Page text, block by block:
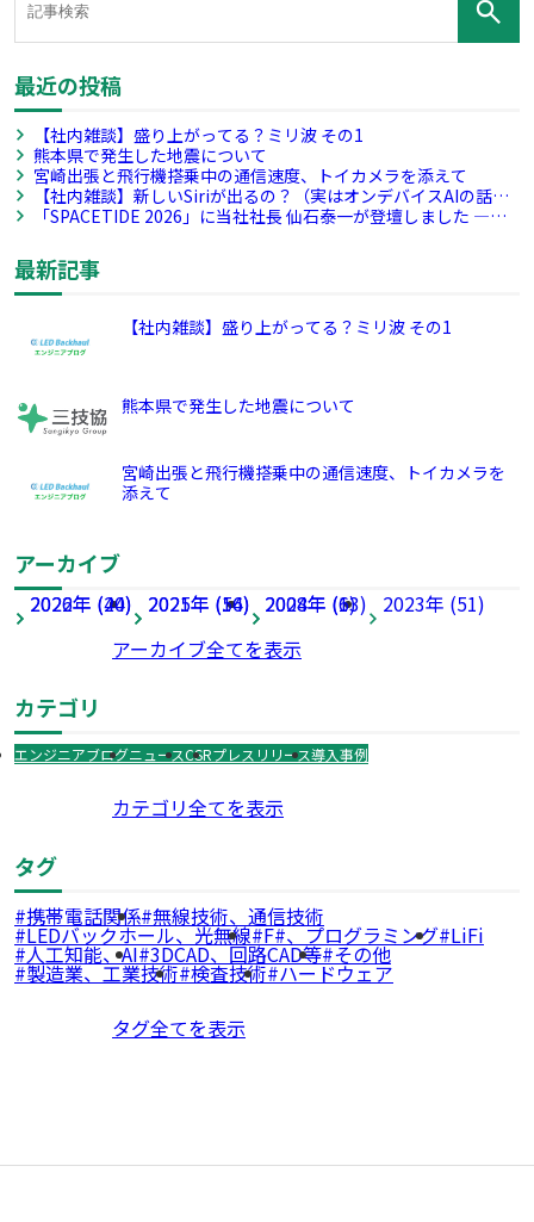
最近の投稿
【社内雑談】盛り上がってる？ミリ波 その1
熊本県で発生した地震について
宮崎出張と飛行機搭乗中の通信速度、トイカメラを添えて
【社内雑談】新しいSiriが出るの？（実はオンデバイスAIの話）
その4
「SPACETIDE 2026」に当社社長 仙石泰一が登壇しました ―宇
最新記事
【社内雑談】盛り上がってる？ミリ波 その1
熊本県で発生した地震について
宮崎出張と飛行機搭乗中の通信速度、トイカメラを
添えて
アーカイブ
2026年 (40) 2025年 (54) 2024年 (63) 2023年 (51)
2022年 (24) 2021年 (16) 2008年 (1)
アーカイブ全てを表示
カテゴリ
エンジニアブログニュースCSRプレスリリース導入事例
カテゴリ全てを表示
タグ
携帯電話関係 無線技術、通信技術
LEDバックホール、光無線 F#、プログラミング LiFi
人工知能、AI 3DCAD、回路CAD等 その他
製造業、工業技術 検査技術 ハードウェア
タグ全てを表示